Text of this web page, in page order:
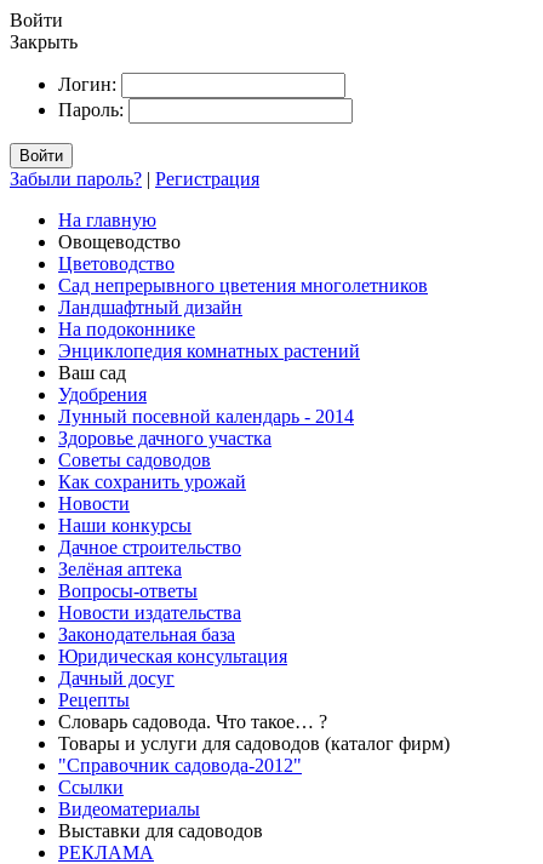
Войти
Закрыть
Логин:
Пароль:
Войти
Забыли пароль? | Регистрация
На главную
Овощеводство
Цветоводство
Сад непрерывного цветения многолетников
Ландшафтный дизайн
На подоконнике
Энциклопедия комнатных растений
Ваш сад
Удобрения
Лунный посевной календарь - 2014
Здоровье дачного участка
Советы садоводов
Как сохранить урожай
Новости
Наши конкурсы
Дачное строительство
Зелёная аптека
Вопросы-ответы
Новости издательства
Законодательная база
Юридическая консультация
Дачный досуг
Рецепты
Словарь садовода. Что такое… ?
Товары и услуги для садоводов (каталог фирм)
"Справочник садовода-2012"
Ссылки
Видеоматериалы
Выставки для садоводов
РЕКЛАМА